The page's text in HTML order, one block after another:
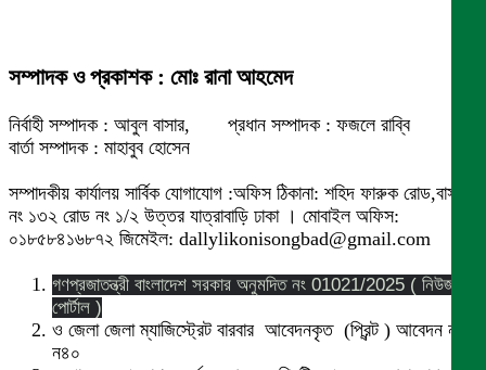
সম্পাদক ও প্রকাশক : মোঃ রানা আহমেদ
নির্বাহী সম্পাদক : আবুল বাসার, প্রধান সম্পাদক : ফজলে রাব্বি
বার্তা সম্পাদক : মাহাবুব হোসেন
সম্পাদকীয় কার্যালয় সার্বিক যোগাযোগ :অফিস ঠিকানা: শহিদ ফারুক রোড,বাসা
নং ১৩২ রোড নং ১/২ উত্তর যাত্রাবাড়ি ঢাকা । মোবাইল অফিস:
০১৮৫৮৪১৬৮৭২ জিমেইল: dallylikonisongbad@gmail.com
গণপ্রজাতন্ত্রী বাংলাদেশ সরকার অনুমদিত নং 01021/2025 ( নিউজ
পোর্টাল )
ও জেলা জেলা ম্যাজিস্ট্রেট বারবার আবেদনকৃত (প্রিন্ট ) আবেদন নং
ন৪০